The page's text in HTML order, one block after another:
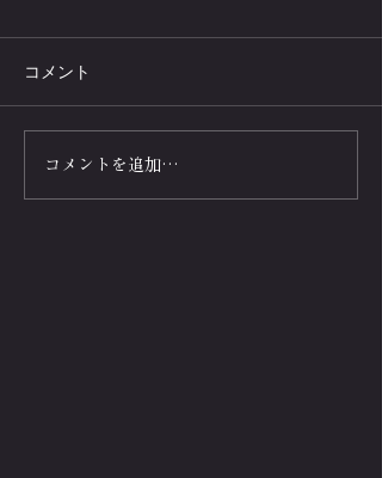
人類.VS.モンスターマシ
ン！10秒間腕立て伏せト
コメント
コメントを追加…